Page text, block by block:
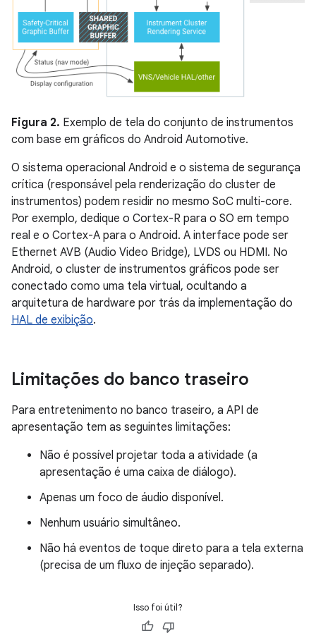
Figura 2. Exemplo de tela do conjunto de instrumentos
com base em gráficos do Android Automotive.
O sistema operacional Android e o sistema de segurança
crítica (responsável pela renderização do cluster de
instrumentos) podem residir no mesmo SoC multi-core.
Por exemplo, dedique o Cortex-R para o SO em tempo
real e o Cortex-A para o Android. A interface pode ser
Ethernet AVB (Audio Video Bridge), LVDS ou HDMI. No
Android, o cluster de instrumentos gráficos pode ser
conectado como uma tela virtual, ocultando a
arquitetura de hardware por trás da implementação do
HAL de exibição.
Limitações do banco traseiro
Para entretenimento no banco traseiro, a API de
apresentação tem as seguintes limitações:
Não é possível projetar toda a atividade (a
apresentação é uma caixa de diálogo).
Apenas um foco de áudio disponível.
Nenhum usuário simultâneo.
Não há eventos de toque direto para a tela externa
(precisa de um fluxo de injeção separado).
Isso foi útil?